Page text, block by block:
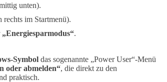
unten).
rechts im Startmenü).
„Energiesparmodus“.
Symbol das sogenannte „Power User“-Menü
oder abmelden“, die direkt zu den
praktisch.